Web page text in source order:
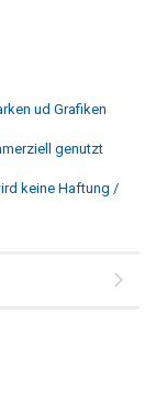
ud Grafiken
genutzt
keine Haftung /